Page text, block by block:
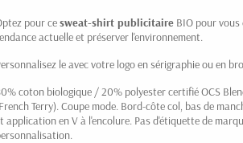
pour cesweat-shirt publicitaire BIO pour
actuelle et préserver l'environnement.
le avec votre logo en sérigraphie ou en
coton biologique / 20% polyestercertifié OCS
Terry). Coupe mode. Bord-côtecol, bas de
application en V à l'encolure. Pas d'étiquette de